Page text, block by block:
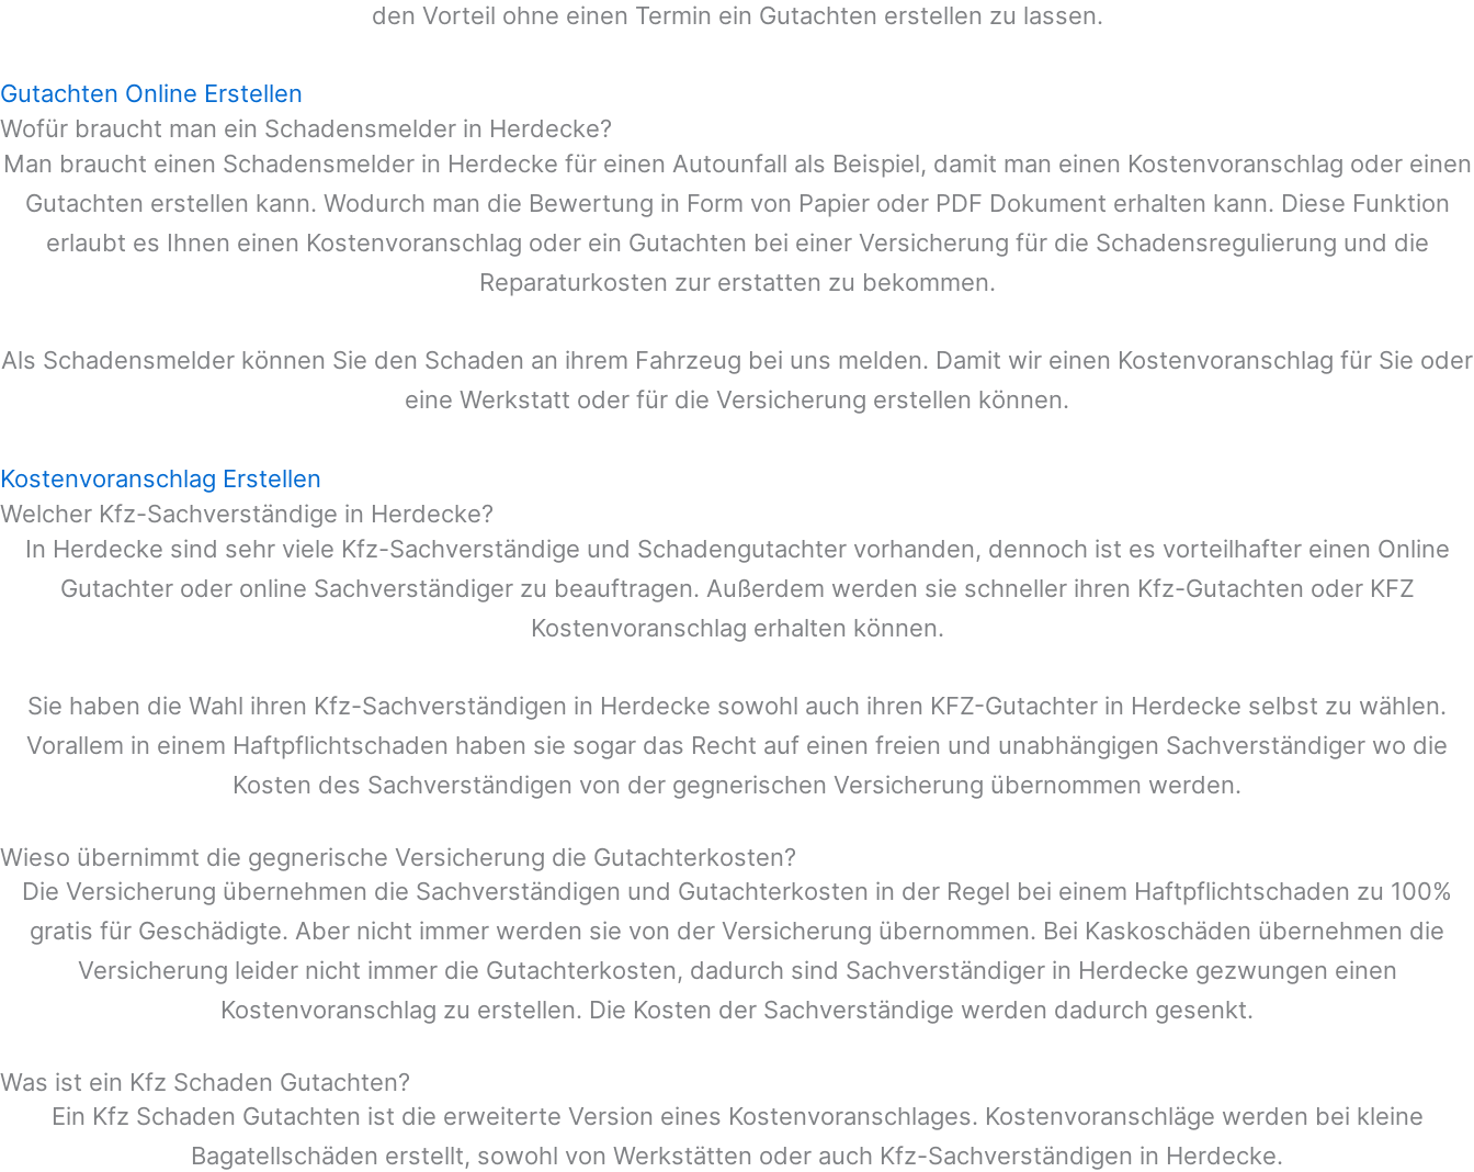
den Vorteil ohne einen Termin ein Gutachten erstellen zu lassen.
Gutachten Online Erstellen
Wofür braucht man ein Schadensmelder in Herdecke?
Man braucht einen Schadensmelder in Herdecke für einen Autounfall als Beispiel, damit man einen Kostenvoranschlag oder einen
Gutachten erstellen kann. Wodurch man die Bewertung in Form von Papier oder PDF Dokument erhalten kann. Diese Funktion
erlaubt es Ihnen einen Kostenvoranschlag oder ein Gutachten bei einer Versicherung für die Schadensregulierung und die
Reparaturkosten zur erstatten zu bekommen.
Als Schadensmelder können Sie den Schaden an ihrem Fahrzeug bei uns melden. Damit wir einen Kostenvoranschlag für Sie oder
eine Werkstatt oder für die Versicherung erstellen können.
Kostenvoranschlag Erstellen
Welcher Kfz-Sachverständige in Herdecke?
In Herdecke sind sehr viele Kfz-Sachverständige und Schadengutachter vorhanden, dennoch ist es vorteilhafter einen Online
Gutachter oder online Sachverständiger zu beauftragen. Außerdem werden sie schneller ihren Kfz-Gutachten oder KFZ
Kostenvoranschlag erhalten können.
Sie haben die Wahl ihren Kfz-Sachverständigen in Herdecke sowohl auch ihren KFZ-Gutachter in Herdecke selbst zu wählen.
Vorallem in einem Haftpflichtschaden haben sie sogar das Recht auf einen freien und unabhängigen Sachverständiger wo die
Kosten des Sachverständigen von der gegnerischen Versicherung übernommen werden.
Wieso übernimmt die gegnerische Versicherung die Gutachterkosten?
Die Versicherung übernehmen die Sachverständigen und Gutachterkosten in der Regel bei einem Haftpflichtschaden zu 100%
gratis für Geschädigte. Aber nicht immer werden sie von der Versicherung übernommen. Bei Kaskoschäden übernehmen die
Versicherung leider nicht immer die Gutachterkosten, dadurch sind Sachverständiger in Herdecke gezwungen einen
Kostenvoranschlag zu erstellen. Die Kosten der Sachverständige werden dadurch gesenkt.
Was ist ein Kfz Schaden Gutachten?
Ein Kfz Schaden Gutachten ist die erweiterte Version eines Kostenvoranschlages. Kostenvoranschläge werden bei kleine
Bagatellschäden erstellt, sowohl von Werkstätten oder auch Kfz-Sachverständigen in Herdecke.